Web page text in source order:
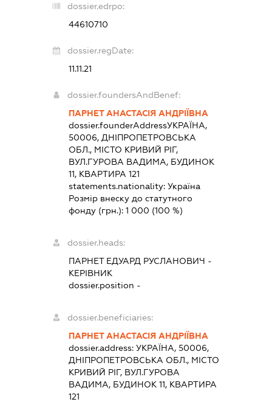
dossier.edrpo:
44610710
dossier.regDate:
11.11.21
dossier.foundersAndBenef:
ПАРНЕТ АНАСТАСІЯ АНДРІЇВНА
dossier.founderAddressУКРАЇНА,
50006, ДНІПРОПЕТРОВСЬКА
ОБЛ., МІСТО КРИВИЙ РІГ,
ВУЛ.ГУРОВА ВАДИМА, БУДИНОК
11, КВАРТИРА 121
statements.nationality:Україна
Розмір внеску до статутного
фонду (грн.):1 000 (100 %)
dossier.heads:
ПАРНЕТ ЕДУАРД РУСЛАНОВИЧ -
КЕРІВНИК
dossier.position -
dossier.beneficiaries:
ПАРНЕТ АНАСТАСІЯ АНДРІЇВНА
dossier.address:УКРАЇНА, 50006,
ДНІПРОПЕТРОВСЬКА ОБЛ., МІСТО
КРИВИЙ РІГ, ВУЛ.ГУРОВА
ВАДИМА, БУДИНОК 11, КВАРТИРА
121